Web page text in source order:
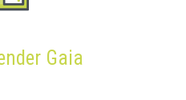
Gaia